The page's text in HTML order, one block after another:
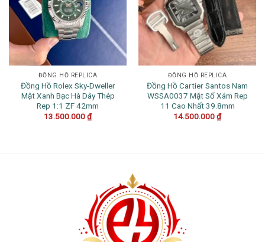
ĐỒNG HỒ REPLICA
Đồng Hồ Rolex Sky-Dweller
Mặt Xanh Bạc Hà Dây Thép
Rep 1:1 ZF 42mm
13.500.000₫
ĐỒNG HỒ REPLICA
Đồng Hồ Cartier Santos Nam
WSSA0037 Mặt Số Xám Rep
11 Cao Nhất 39.8mm
14.500.000₫